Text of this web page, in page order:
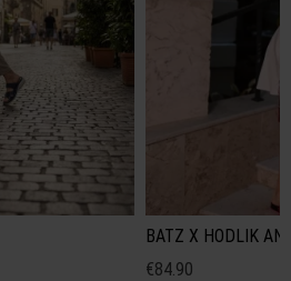
BATZ X HODLIK
€84.90